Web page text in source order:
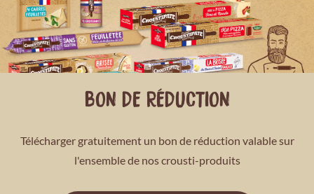
BON DE RÉDUCTION
Télécharger gratuitement un bon de réduction valable sur
l'ensemble de nos crousti-produits